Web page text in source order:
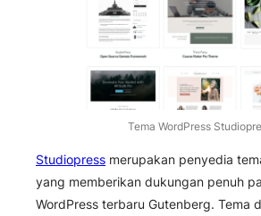
Tema WordPress
Studiopress merupakan penyedia
yang memberikan dukungan penuh
WordPress terbaru Gutenberg. Tema